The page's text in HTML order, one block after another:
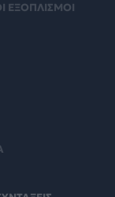
ΕΞΟΠΛΙΣΜΟΙ